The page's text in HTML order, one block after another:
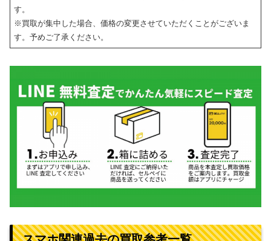
す。
※買取が集中した場合、価格の変更させていただくことがございま
す。予めご了承ください。